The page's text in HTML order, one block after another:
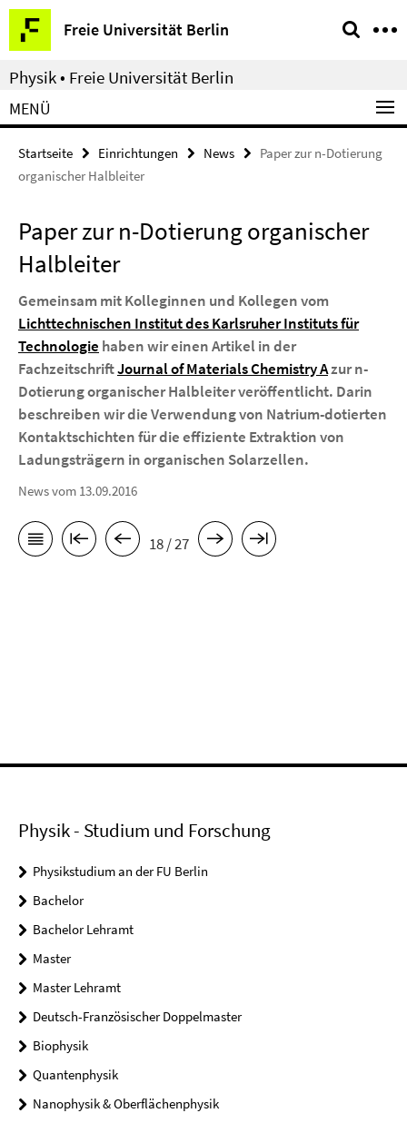
Springe
direkt
zu
Inhalt
Freie Universität Berlin
Service-
Navigation
Physik • Freie Universität Berlin
MENÜ
Startseite Einrichtungen News
Paper zur n-Dotierung
organischer Halbleiter
Paper zur n-Dotierung organischer
Halbleiter
Gemeinsam mit Kolleginnen und Kollegen vom
Lichttechnischen Institut des Karlsruher Instituts für
Technologie haben wir einen Artikel in der
FachzeitschriftJournal of Materials Chemistry Azur n-
Dotierung organischer Halbleiter veröffentlicht. Darin
beschreiben wir die Verwendung von Natrium-dotierten
Kontaktschichten für die effiziente Extraktion von
Ladungsträgern in organischen Solarzellen.
News vom 13.09.2016
18 / 27
Physik - Studium und Forschung
Physikstudium an der FU Berlin
Bachelor
Bachelor Lehramt
Master
Master Lehramt
Deutsch-Französischer Doppelmaster
Biophysik
Quantenphysik
Nanophysik & Oberflächenphysik